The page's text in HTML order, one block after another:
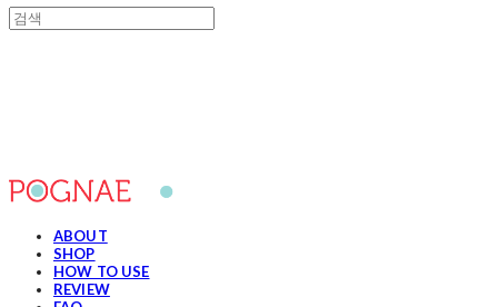
ABOUT
SHOP
HOW TO USE
REVIEW